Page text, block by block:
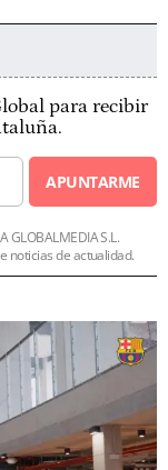
para recibir
APUNTARME
GLOBALMEDIA S.L.
noticias de actualidad.